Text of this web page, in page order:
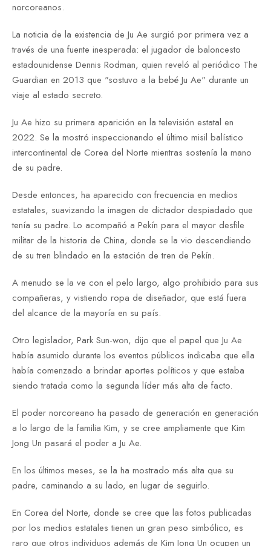
norcoreanos.
La noticia de la existencia de Ju Ae surgió por primera vez a
través de una fuente inesperada: el jugador de baloncesto
estadounidense Dennis Rodman, quien reveló al periódico The
Guardian en 2013 que "sostuvo a la bebé Ju Ae" durante un
viaje al estado secreto.
Ju Ae hizo su primera aparición en la televisión estatal en
2022. Se la mostró inspeccionando el último misil balístico
intercontinental de Corea del Norte mientras sostenía la mano
de su padre.
Desde entonces, ha aparecido con frecuencia en medios
estatales, suavizando la imagen de dictador despiadado que
tenía su padre. Lo acompañó a Pekín para el mayor desfile
militar de la historia de China, donde se la vio descendiendo
de su tren blindado en la estación de tren de Pekín.
A menudo se la ve con el pelo largo, algo prohibido para sus
compañeras, y vistiendo ropa de diseñador, que está fuera
del alcance de la mayoría en su país.
Otro legislador, Park Sun-won, dijo que el papel que Ju Ae
había asumido durante los eventos públicos indicaba que ella
había comenzado a brindar aportes políticos y que estaba
siendo tratada como la segunda líder más alta de facto.
El poder norcoreano ha pasado de generación en generación
a lo largo de la familia Kim, y se cree ampliamente que Kim
Jong Un pasará el poder a Ju Ae.
En los últimos meses, se la ha mostrado más alta que su
padre, caminando a su lado, en lugar de seguirlo.
En Corea del Norte, donde se cree que las fotos publicadas
por los medios estatales tienen un gran peso simbólico, es
raro que otros individuos además de Kim Jong Un ocupen un